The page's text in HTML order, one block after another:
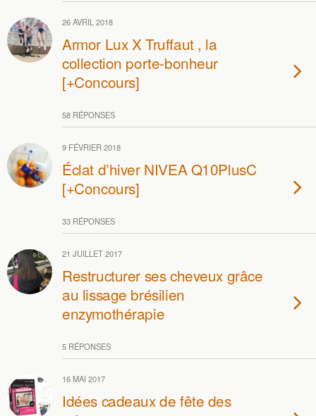
26 AVRIL 2018
Armor Lux X Truffaut , la
collection porte-bonheur
[+Concours]
58 RÉPONSES
9 FÉVRIER 2018
Éclat d’hiver NIVEA Q10PlusC
[+Concours]
33 RÉPONSES
21 JUILLET 2017
Restructurer ses cheveux grâce
au lissage brésilien
enzymothérapie
5 RÉPONSES
16 MAI 2017
Idées cadeaux de fête des